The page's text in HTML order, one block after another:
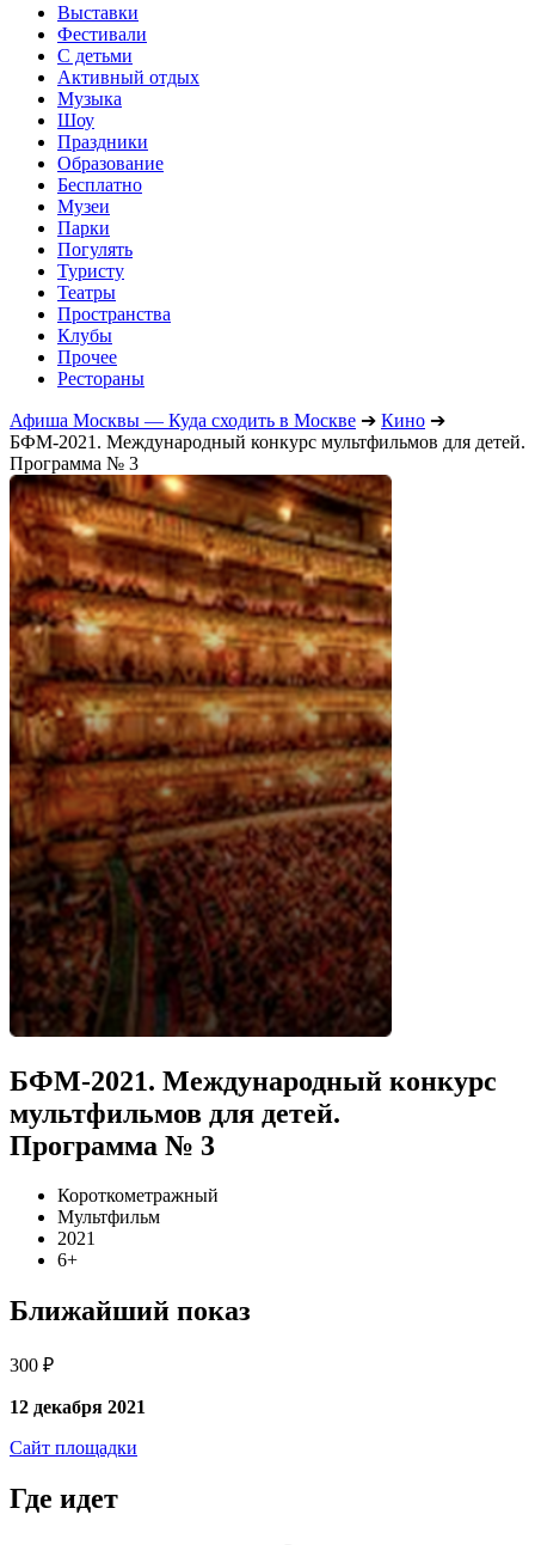
Выставки
Фестивали
С детьми
Активный отдых
Музыка
Шоу
Праздники
Образование
Бесплатно
Музеи
Парки
Погулять
Туристу
Театры
Пространства
Клубы
Прочее
Рестораны
Афиша Москвы — Куда сходить в Москве ➔ Кино ➔
БФМ-2021. Международный конкурс мультфильмов для детей.
Программа № 3
БФМ-2021. Международный конкурс
мультфильмов для детей.
Программа № 3
Короткометражный
Мультфильм
2021
6+
Ближайший показ
300 ₽
12 декабря 2021
Сайт площадки
Где идет